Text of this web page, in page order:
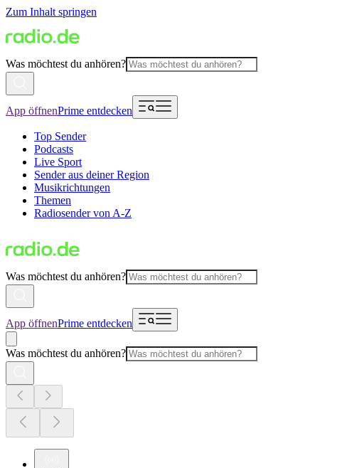
Zum Inhalt springen
Was möchtest du anhören?
App öffnenPrime entdecken
Top Sender
Podcasts
Live Sport
Sender aus deiner Region
Musikrichtungen
Themen
Radiosender von A-Z
Was möchtest du anhören?
App öffnenPrime entdecken
Was möchtest du anhören?